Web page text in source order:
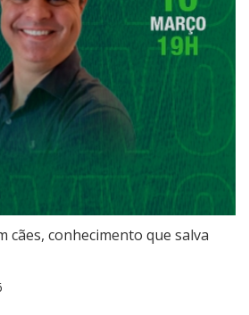
cães, conhecimento que salva